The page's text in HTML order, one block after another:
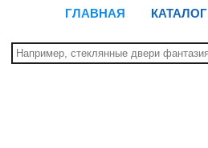
ГЛАВНАЯ КАТАЛОГ